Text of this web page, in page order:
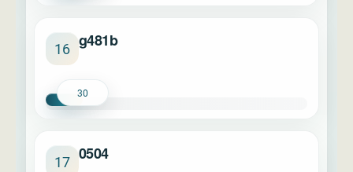
16 g481b
30
17 0504